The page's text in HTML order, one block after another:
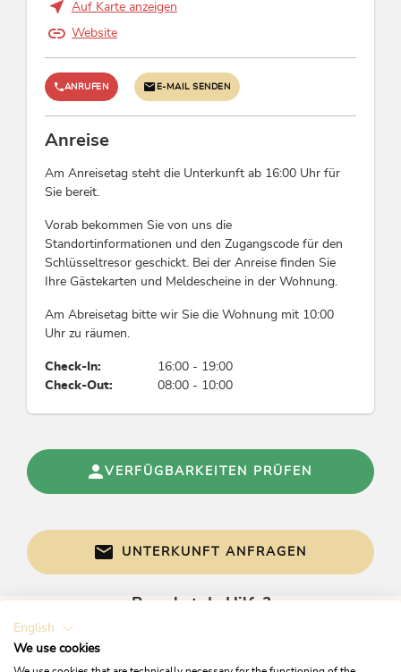
Fremdsprachen
Links
Homepage
Konditionen
Leider akzeptieren wir keine Haustiere
Haus. Bitte auch nur diese beiden Parkplätze
nutzten
gründlich zu lesen
Mülltrennung, bitte lesen Sie dazu die
Sämtliche Wäsche wird von uns gestellt
Auf Karte anzeigen
Website
ANRUFEN E-MAIL SENDEN
Anreise
Am Anreisetag steht die Unterkunft ab 16:00 Uhr für
Sie bereit.
Vorab bekommen Sie von uns die
Standortinformationen und den Zugangscode für den
Schlüsseltresor geschickt. Bei der Anreise finden Sie
Ihre Gästekarten und Meldescheine in der Wohnung.
Am Abreisetag bitte wir Sie die Wohnung mit 10:00
Uhr zu räumen.
Check-In:
16:00 - 19:00
Check-Out:
08:00 - 10:00
VERFÜGBARKEITEN PRÜFEN
UNTERKUNFT ANFRAGEN
Brauchst du Hilfe?
English
We use cookies